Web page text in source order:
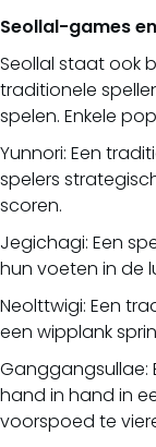
Seollal-games
Seollal staat ook
traditionele
spelen. Enkele
Yunnori: Een
spelers
scoren.
Jegichagi: Een
hun voeten in de
Neolttwigi: Een
een wipplank
Ganggangsullae:
hand in hand in
voorspoed te